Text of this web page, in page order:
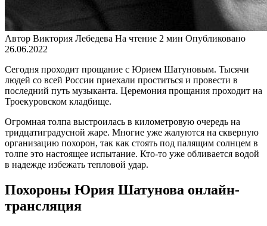
Автор Виктория Лебедева На чтение 2 мин Опубликовано
26.06.2022
Сегодня проходит прощание с Юрием Шатуновым. Тысячи
людей со всей России приехали проститься и провести в
последний путь музыканта. Церемония прощания проходит на
Троекуровском кладбище.
Огромная толпа выстроилась в километровую очередь на
тридцатиградусной жаре. Многие уже жалуются на скверную
организацию похорон, так как стоять под палящим солнцем в
толпе это настоящее испытание. Кто-то уже обливается водой
в надежде избежать тепловой удар.
Похороны Юрия Шатунова онлайн-
трансляция